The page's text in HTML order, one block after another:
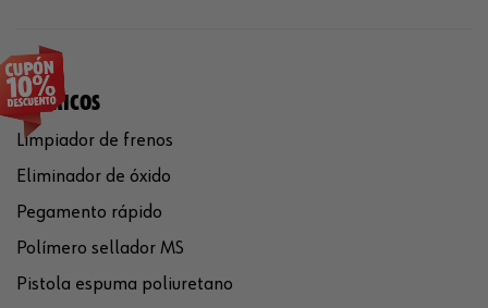
QUÍMICOS
Limpiador de frenos
Eliminador de óxido
Pegamento rápido
Polímero sellador MS
Pistola espuma poliuretano